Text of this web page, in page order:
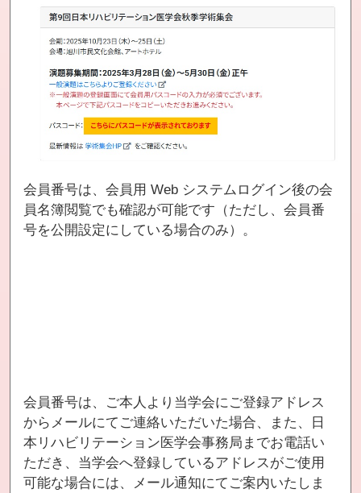
会員番号は、会員用 Web システムログイン後の会
員名簿閲覧でも確認が可能です（ただし、会員番
号を公開設定にしている場合のみ）。
会員番号は、ご本人より当学会にご登録アドレス
からメールにてご連絡いただいた場合、また、日
本リハビリテーション医学会事務局までお電話い
ただき、当学会へ登録しているアドレスがご使用
可能な場合には、メール通知にてご案内いたしま